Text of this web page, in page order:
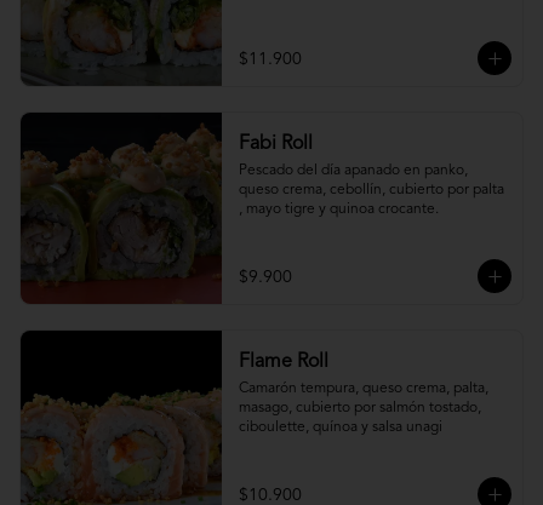
$11.900
Fabi Roll
Pescado del día apanado en panko,
queso crema, cebollín, cubierto por palta
, mayo tigre y quinoa crocante.
$9.900
Flame Roll
Camarón tempura, queso crema, palta,
masago, cubierto por salmón tostado,
ciboulette, quínoa y salsa unagi
$10.900